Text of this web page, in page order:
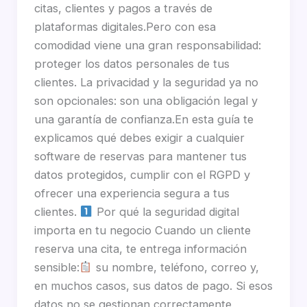
citas, clientes y pagos a través de
plataformas digitales.Pero con esa
comodidad viene una gran responsabilidad:
proteger los datos personales de tus
clientes. La privacidad y la seguridad ya no
son opcionales: son una obligación legal y
una garantía de confianza.En esta guía te
explicamos qué debes exigir a cualquier
software de reservas para mantener tus
datos protegidos, cumplir con el RGPD y
ofrecer una experiencia segura a tus
clientes.
Por qué la seguridad digital
importa en tu negocio Cuando un cliente
reserva una cita, te entrega información
sensible:
su nombre, teléfono, correo y,
en muchos casos, sus datos de pago. Si esos
datos no se gestionan correctamente,